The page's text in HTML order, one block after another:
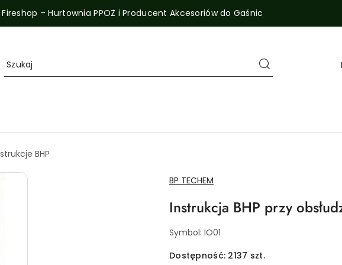
Fireshop – Hurtownia PPOŻ i Producent Akcesoriów do Gaśnic
BHP
NAZWA
PRODUCENTA:
BP TECHEM
Instrukcja BHP przy
Symbol: IO01
Dostępność: 2137 szt.